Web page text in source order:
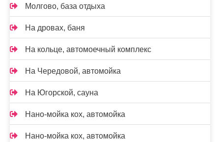
Молгово, база отдыха
На дровах, баня
На кольце, автомоечный комплекс
На Чередовой, автомойка
На Югорской, сауна
Нано-мойка кох, автомойка
Нано-мойка кох, автомойка